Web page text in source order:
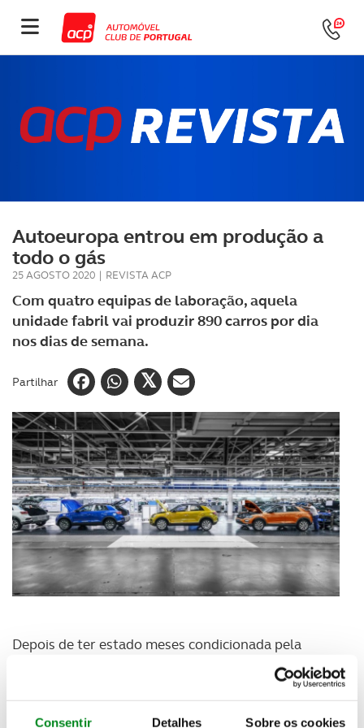
Consentir Detalhes Sobre os cookies
Autoeuropa entrou em produção a
todo o gás
25 AGOSTO 2020 | REVISTA ACP
Com quatro equipas de laboração, aquela
unidade fabril vai produzir 890 carros por dia
nos dias de semana.
Partilhar
Depois de ter estado meses condicionada pela
pandemia, a Autoeuropa está de volta a todo o gás
e retomou as quatro equipas de laboração,
antecipando conseguir produzir quase 900 veículos
por dia nos dias de semana.